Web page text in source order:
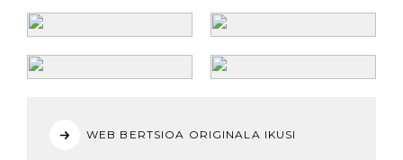
WEB BERTSIOA ORIGINALA IKUSI